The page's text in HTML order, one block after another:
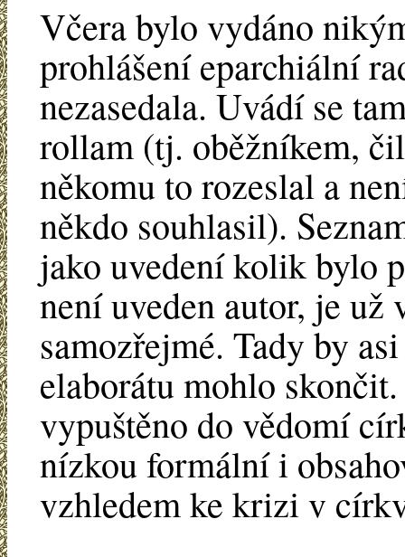
Včera bylo vydáno
prohlášení eparchiální
nezasedala. Uvádí se
rollam (tj. oběžníkem,
někomu to rozeslal a
někdo souhlasil).
jako uvedení kolik bylo
není uveden autor, je
samozřejmé. Tady by
elaborátu mohlo
vypuštěno do vědomí
nízkou formální i
vzhledem ke krizi v